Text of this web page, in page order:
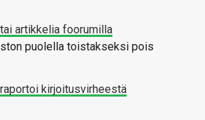
artikkelia foorumilla
puolella toistakseksi pois
kirjoitusvirheestä